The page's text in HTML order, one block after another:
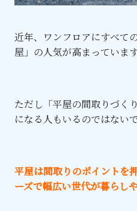
近年、ワンフロアにすべて
屋」の人気が高まっています
ただし「平屋の間取りづく
になる人もいるのではない
平屋は間取りのポイントを
ーズで幅広い世代が暮らし